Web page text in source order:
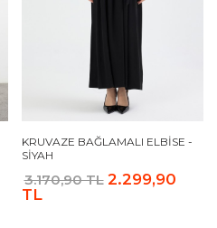
KRUVAZE BAĞLAMALI ELBISE -
SIYAH
3.170,90 TL 2.299,90
TL